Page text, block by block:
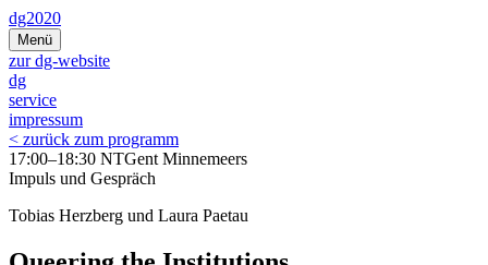
Zum
Inhalt
springen
dg2020
Menü
zur dg-website
dg
service
impressum
< zurück zum programm
17:00–18:30 NTGent Minnemeers
Impuls und Gespräch
Tobias Herzberg und Laura Paetau